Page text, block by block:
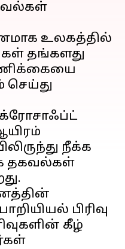
உலகத்தில்
தங்களது
செய்து
நீக்க
தகவல்கள்
பிரிவு
கீழ்